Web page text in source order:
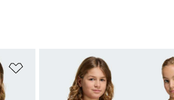
Añadir a la lista de deseos